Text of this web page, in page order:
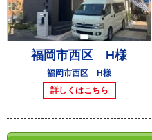
福岡市西区 H様
福岡市西区 H様
詳しくはこちら